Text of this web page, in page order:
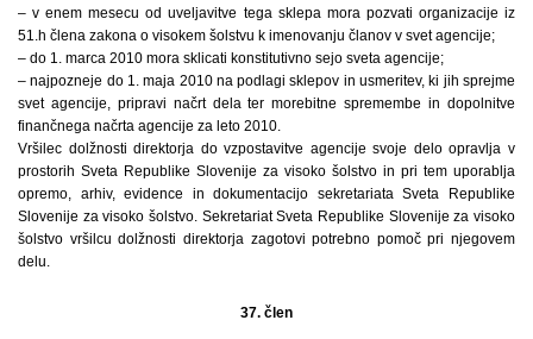
– v enem mesecu od uveljavitve tega sklepa mora pozvati organizacije iz
51.h člena zakona o visokem šolstvu k imenovanju članov v svet agencije;
– do 1. marca 2010 mora sklicati konstitutivno sejo sveta agencije;
– najpozneje do 1. maja 2010 na podlagi sklepov in usmeritev, ki jih sprejme
svet agencije, pripravi načrt dela ter morebitne spremembe in dopolnitve
finančnega načrta agencije za leto 2010.
Vršilec dolžnosti direktorja do vzpostavitve agencije svoje delo opravlja v
prostorih Sveta Republike Slovenije za visoko šolstvo in pri tem uporablja
opremo, arhiv, evidence in dokumentacijo sekretariata Sveta Republike
Slovenije za visoko šolstvo. Sekretariat Sveta Republike Slovenije za visoko
šolstvo vršilcu dolžnosti direktorja zagotovi potrebno pomoč pri njegovem
delu.
37. člen